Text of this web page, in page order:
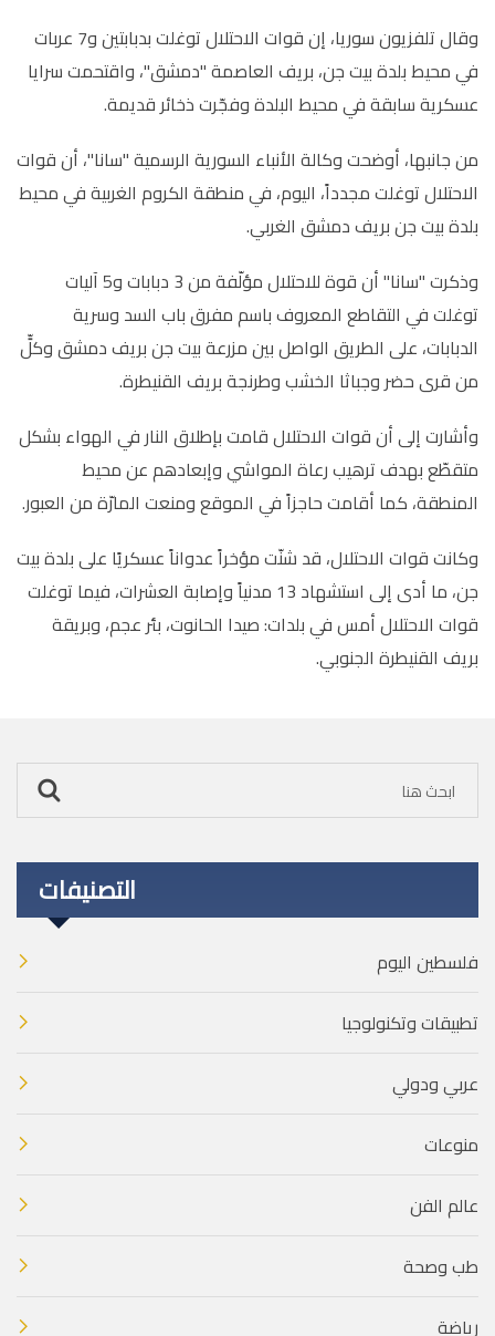
وقال تلفزيون سوريا، إن قوات الاحتلال توغلت بدبابتين و7 عربات
في محيط بلدة بيت جن، بريف العاصمة "دمشق"، واقتحمت سرايا
عسكرية سابقة في محيط البلدة وفجّرت ذخائر قديمة.
من جانبها، أوضحت وكالة الأنباء السورية الرسمية "سانا"، أن قوات
الاحتلال توغلت مجدداً، اليوم، في منطقة الكروم الغربية في محيط
بلدة بيت جن بريف دمشق الغربي.
وذكرت "سانا" أن قوة للاحتلال مؤلّفة من 3 دبابات و5 آليات
توغلت في التقاطع المعروف باسم مفرق باب السد وسرية
الدبابات، على الطريق الواصل بين مزرعة بيت جن بريف دمشق وكلٍّ
من قرى حضر وجباثا الخشب وطرنجة بريف القنيطرة.
وأشارت إلى أن قوات الاحتلال قامت بإطلاق النار في الهواء بشكل
متقطّع بهدف ترهيب رعاة المواشي وإبعادهم عن محيط
المنطقة، كما أقامت حاجزاً في الموقع ومنعت المارّة من العبور.
وكانت قوات الاحتلال، قد شنّت مؤخراً عدواناً عسكريًا على بلدة بيت
جن، ما أدى إلى استشهاد 13 مدنياً وإصابة العشرات، فيما توغلت
قوات الاحتلال أمس في بلدات: صيدا الحانوت، بئر عجم، وبريقة
بريف القنيطرة الجنوبي.
التصنيفات
فلسطين اليوم
تطبيقات وتكنولوجيا
عربي ودولي
منوعات
عالم الفن
طب وصحة
رياضة